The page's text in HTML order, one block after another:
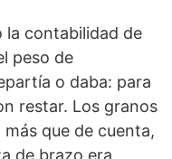
la contabilidad de
peso de
o daba: para
restar. Los granos
que de cuenta,
de brazo era